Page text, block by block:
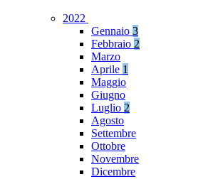
2022
Gennaio 3
Febbraio 2
Marzo
Aprile 1
Maggio
Giugno
Luglio 2
Agosto
Settembre
Ottobre
Novembre
Dicembre